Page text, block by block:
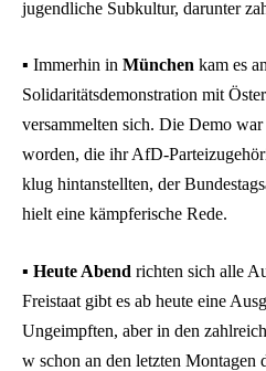
jugendliche Subkultur, darunter
▪️ Immerhin in München kam es
Solidaritätsdemonstration mit
versammelten sich. Die Demo
worden, die ihr AfD-
klug hintanstellten, der
hielt eine kämpferische Rede.
▪️ Heute Abend richten sich alle
Freistaat gibt es ab heute eine
Ungeimpften, aber in den
w schon an den letzten